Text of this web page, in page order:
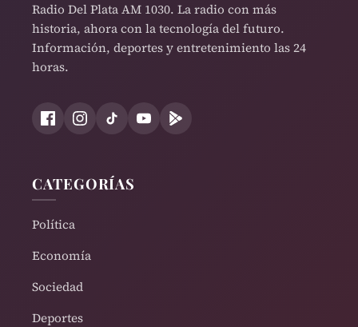
Radio Del Plata AM 1030. La radio con más
historia, ahora con la tecnología del futuro.
Información, deportes y entretenimiento las 24
horas.
CATEGORÍAS
Política
Economía
Sociedad
Deportes